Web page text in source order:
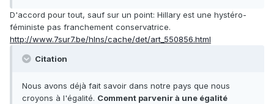
D'accord pour tout, sauf sur un point: Hillary est une hystéro-
féministe pas franchement conservatrice.
http://www.7sur7.be/hlns/cache/det/art_550856.html
Citation
Nous avons déjà fait savoir dans notre pays que nous
croyons à l'égalité. Comment parvenir à une égalité